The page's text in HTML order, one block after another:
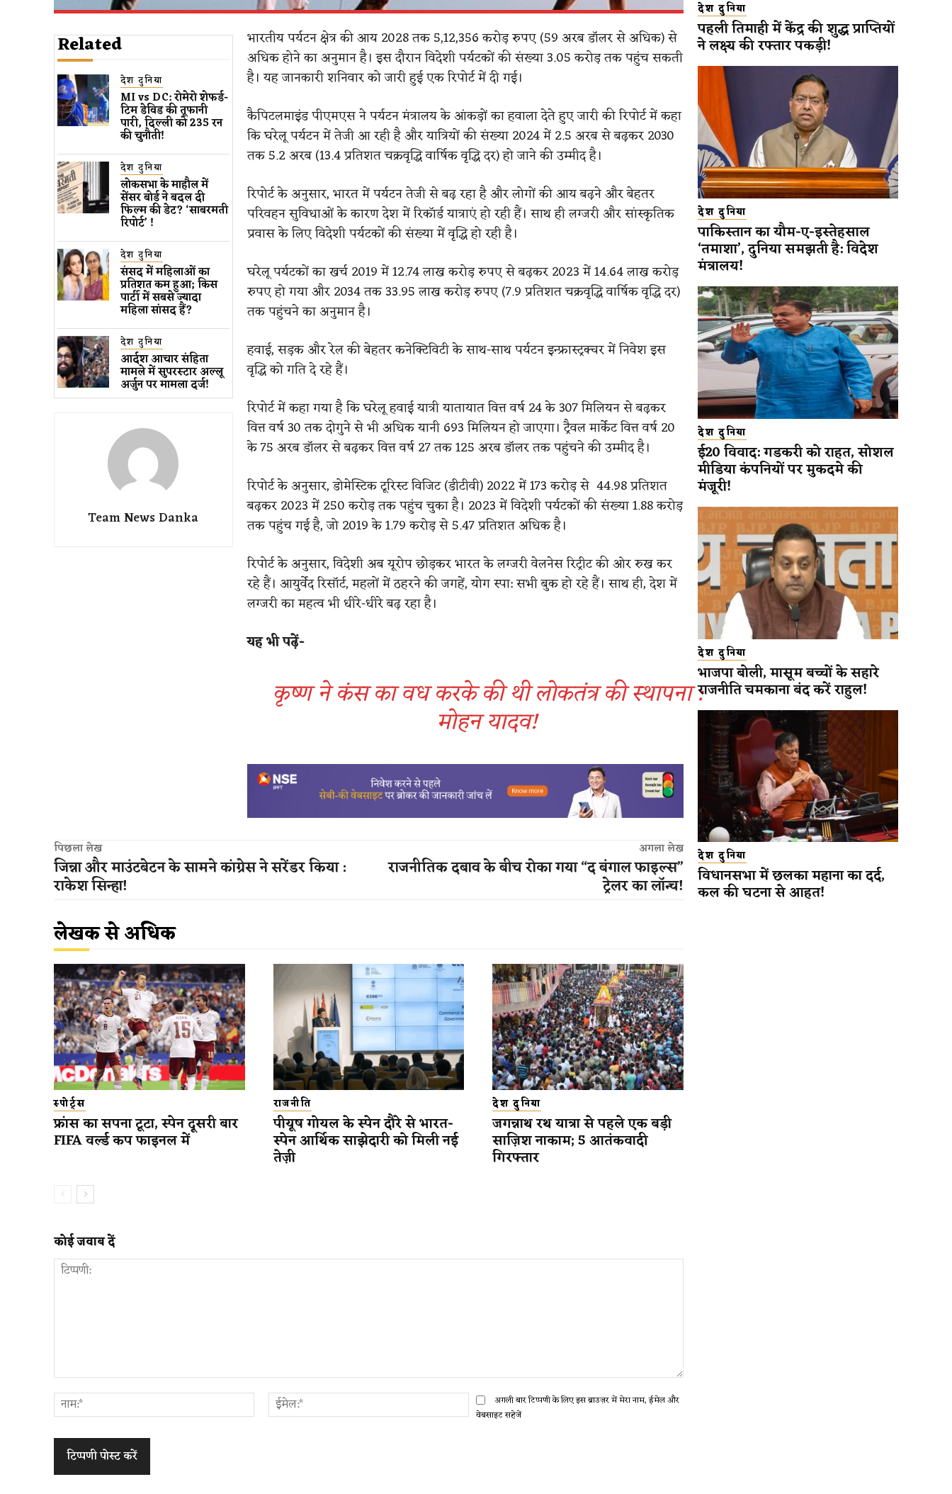
Related
देश दुनिया
MI vs DC: रोमेरो शेफर्ड-
टिम डेविड की तूफानी
पारी, दिल्ली को 235 रन
की चुनौती!
देश दुनिया
लोकसभा के माहौल में
सेंसर बोर्ड ने बदल दी
फिल्म की डेट? ‘साबरमती
रिपोर्ट’ !
देश दुनिया
संसद में महिलाओं का
प्रतिशत कम ​हुआ​; किस
पार्टी में सबसे ज्यादा
महिला सांसद हैं?
देश दुनिया
आर्दश आचार संहिता
मामले में सुपरस्टार अल्लू
अर्जुन पर मामला दर्ज!
Team News Danka
भारतीय पर्यटन क्षेत्र की आय 2028 तक 5,12,356 करोड़ रुपए (59 अरब डॉलर से अधिक) से
अधिक होने का अनुमान है। इस दौरान विदेशी पर्यटकों की संख्या 3.05 करोड़ तक पहुंच सकती
है। यह जानकारी शनिवार को जारी हुई एक रिपोर्ट में दी गई।
कैपिटलमाइंड पीएमएस ने पर्यटन मंत्रालय के आंकड़ों का हवाला देते हुए जारी की रिपोर्ट में कहा
कि घरेलू पर्यटन में तेजी आ रही है और यात्रियों की संख्या 2024 में 2.5 अरब से बढ़कर 2030
तक 5.2 अरब (13.4 प्रतिशत चक्रवृद्धि वार्षिक वृद्धि दर) हो जाने की उम्मीद है।
रिपोर्ट के अनुसार, भारत में पर्यटन तेजी से बढ़ रहा है और लोगों की आय बढ़ने और बेहतर
परिवहन सुविधाओं के कारण देश में रिकॉर्ड यात्राएं हो रही हैं। साथ ही लग्जरी और सांस्कृतिक
प्रवास के लिए विदेशी पर्यटकों की संख्या में वृद्धि हो रही है।
घरेलू पर्यटकों का खर्च 2019 में 12.74 लाख करोड़ रुपए से बढ़कर 2023 में 14.64 लाख करोड़
रुपए हो गया और 2034 तक 33.95 लाख करोड़ रुपए (7.9 प्रतिशत चक्रवृद्धि वार्षिक वृद्धि दर)
तक पहुंचने का अनुमान है।
हवाई, सड़क और रेल की बेहतर कनेक्टिविटी के साथ-साथ पर्यटन इन्फ्रास्ट्रक्चर में निवेश इस
वृद्धि को गति दे रहे हैं।
रिपोर्ट में कहा गया है कि घरेलू हवाई यात्री यातायात वित्त वर्ष 24 के 307 मिलियन से बढ़कर
वित्त वर्ष 30 तक दोगुने से भी अधिक यानी 693 मिलियन हो जाएगा। ट्रैवल मार्केट वित्त वर्ष 20
के 75 अरब डॉलर से बढ़कर वित्त वर्ष 27 तक 125 अरब डॉलर तक पहुंचने की उम्मीद है।
रिपोर्ट के अनुसार, डोमेस्टिक टूरिस्ट विजिट (डीटीवी) 2022 में 173 करोड़ से 44.98 प्रतिशत
बढ़कर 2023 में 250 करोड़ तक पहुंच चुका है। 2023 में विदेशी पर्यटकों की संख्या 1.88 करोड़
तक पहुंच गई है, जो 2019 के 1.79 करोड़ से 5.47 प्रतिशत अधिक है।
रिपोर्ट के अनुसार, विदेशी अब यूरोप छोड़कर भारत के लग्जरी वेलनेस रिट्रीट की ओर रुख कर
रहे हैं। आयुर्वेद रिसॉर्ट, महलों में ठहरने की जगहें, योग स्पा: सभी बुक हो रहे हैं। साथ ही, देश में
लग्जरी का महत्व भी धीरे-धीरे बढ़ रहा है।
यह भी पढ़ें-
कृष्ण ने कंस का वध करके की थी लोकतंत्र की स्थापना :
मोहन यादव!
पिछला लेख
जिन्ना और माउंटबेटन के सामने कांग्रेस ने सरेंडर किया :
राकेश सिन्हा!
अगला लेख
राजनीतिक दबाव के बीच रोका गया “द बंगाल फाइल्स”
ट्रेलर का लॉन्च!
लेखक से अधिक
स्पोर्ट्स
फ्रांस का सपना टूटा, स्पेन दूसरी बार
FIFA वर्ल्ड कप फाइनल में
राजनीति
पीयूष गोयल के स्पेन दौरे से भारत-
स्पेन आर्थिक साझेदारी को मिली नई
तेज़ी
देश दुनिया
जगन्नाथ रथ यात्रा से पहले एक बड़ी
साज़िश नाकाम; 5 आतंकवादी
गिरफ्तार
कोई जवाब दें
नाम:*
ईमेल:*अगली बार टिप्पणी के लिए इस ब्राउज़र में मेरा नाम, ईमेल और
वेबसाइट सहेजें
देश दुनिया
पहली तिमाही में केंद्र की शुद्ध प्राप्तियों
ने लक्ष्य की रफ्तार पकड़ी!
देश दुनिया
पाकिस्तान का यौम-ए-इस्तेहसाल
‘तमाशा’, दुनिया समझती है: विदेश
मंत्रालय!
देश दुनिया
ई20 विवाद: गडकरी को राहत, सोशल
मीडिया कंपनियों पर मुकदमे की
मंजूरी!
देश दुनिया
भाजपा बोली, मासूम बच्चों के सहारे
राजनीति चमकाना बंद करें राहुल!
देश दुनिया
विधानसभा में छलका महाना का दर्द,
कल की घटना से आहत!